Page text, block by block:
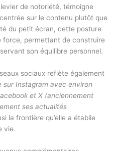
de notoriété, témoigne
sur le contenu plutôt que
du petit écran, cette posture
permettant de construire
son équilibre personnel.
sociaux reflète également
sur Instagram avec environ
et X (anciennement
ses actualités
la frontière qu’elle a établie
vie.